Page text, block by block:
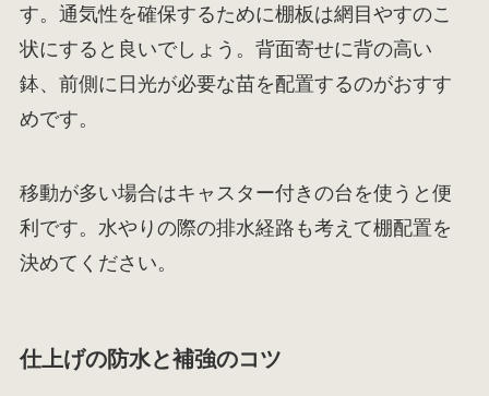
す。通気性を確保するために棚板は網目やすのこ
状にすると良いでしょう。背面寄せに背の高い
鉢、前側に日光が必要な苗を配置するのがおすす
めです。
移動が多い場合はキャスター付きの台を使うと便
利です。水やりの際の排水経路も考えて棚配置を
決めてください。
仕上げの防水と補強のコツ